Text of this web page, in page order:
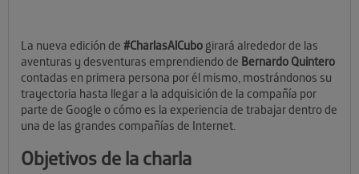
La nueva edición de #CharlasAlCubo girará alrededor de las
aventuras y desventuras emprendiendo de Bernardo Quintero
contadas en primera persona por él mismo, mostrándonos su
trayectoria hasta llegar a la adquisición de la compañía por
parte de Google o cómo es la experiencia de trabajar dentro de
una de las grandes compañías de Internet.
Objetivos de la charla